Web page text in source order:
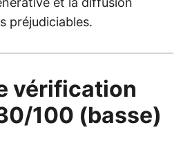
préjudiciables.
vérification
100 (basse)